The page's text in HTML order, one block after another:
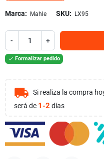
Marca: Mahle SKU: LX95
- +
 Formalizar pedido
local_shipping Si realiza la compra
será de 1-2 días